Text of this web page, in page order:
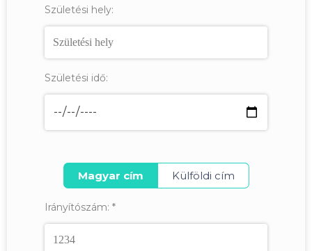
Születési hely:
Születési idő:
Magyar cím Külföldi cím
Irányítószám: *